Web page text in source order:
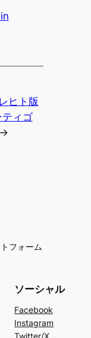
ヒト版
ティゴ
→
フォーム
ソーシャル
Facebook
Instagram